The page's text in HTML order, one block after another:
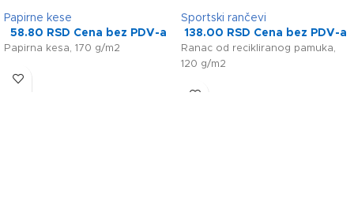
Papirne kese
58.80 RSD Cena bez PDV-a
Papirna kesa, 170 g/m2
Sportski rančevi
138.00 RSD Cena bez PDV-a
Ranac od recikliranog pamuka,
120 g/m2